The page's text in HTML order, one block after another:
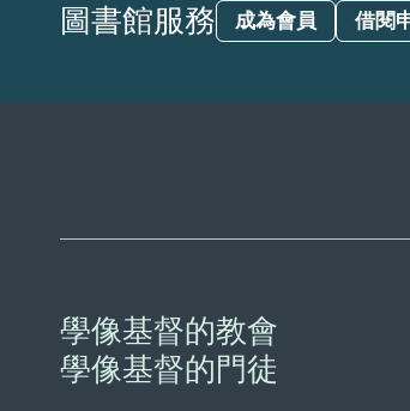
圖書館服務 成為會員 借閱
學像基督的教會
學像基督的門徒